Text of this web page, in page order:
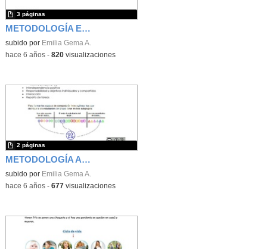
METODOLOGÍA ENFOQUE DE LAS CIENCIAS EN MONTESSORI
subido por Emilia Gema A.
3 páginas
-hace 6 años- 820visualizaciones
METODOLOGÍA APRENDIZAJE COOPERATIVO
subido por Emilia Gema A.
2 páginas
-hace 6 años- 677visualizaciones